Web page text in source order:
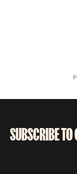
SUBSCRIBE TO